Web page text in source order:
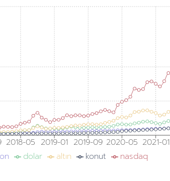
2018-05 2019-01 2019-09 2020-05 2021-01
dolar altın konut nasdaq